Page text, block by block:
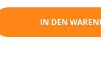
denIN DEN